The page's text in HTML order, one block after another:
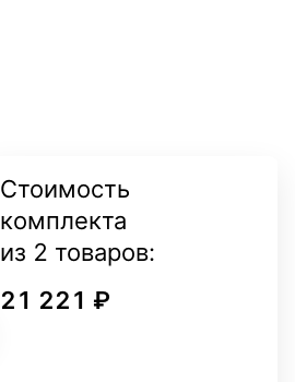
Стоимость
комплекта
из 2 товаров:
21 221 ₽